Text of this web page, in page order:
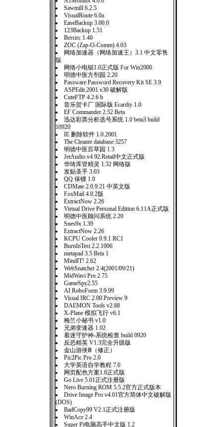
Sawmill 6.2.5
VisualRoute 6.0a
EaseBackup 3.00.0
123Backup 1.51
Bersirc 1.40
ZOC (Zap-O-Comm) 4.03
网络加速器（网络加速王）3.1 中文零售
版
网络小电锯1.0正式版 For Win2000
明德中医方剂园 2.20
Passware Password Recovery Kit SE 3.9
ASPEdit.2001.v30 破解版
CuteFTP 4.2.6 b
音乐贺卡厂 国际版 Ecardiy 1.0
EF Commander 2.52 Beta
迅达彩票分析选号系统 1.0 beta3 build
10920
IE 删除软件 1.0.2001
The Cleaner database 3257
明德中医百草园 1.3
JetAudio.v4.92.Retail中文正式版
华琦库管精灵 1.32 网络版
发贴圣手 3.03
QQ 保镖 1.0
CDMate 2.0.9.21 中英文版
FoxMail 4.0.2版
ExtractNow 2.26
Virtual Drive Personal Edition 6.11A正式版
明德中医顾问系统 2.20
Snes9x 1.39
ExtractNow 2.26
KCPU Cooler 0.9.1 RC1
BurnInTest 2.2.1006
metapad 3.5 Beta 1
MindIT! 2.62
WebSnatcher 2.4(2001/09/21)
MidWavi Pro 2.75
GameSpy2.55
AI RoboForm 3.9.99
Visual IRC 2.00 Preview 9
DAEMON Tools v2.88
X-Plane 模拟飞行 v6.1
梅兰小秘书 v1.0
兄弟变速器 1.02
着迷守护神-系统检查 build 0920
反恐精英 V1.3完全升级版
金山游侠Ⅲ（修正）
Pic2Pic Pro 2.0
大学英语自学教程 7.0
网页配色方案1.0正式版
Go Live 5.01正式注册版
Nero Burning ROM 5.5.2官方正式版本
Drive Image Pro v4.01官方简体中文破解版
(DOS)
BadCopy99 V2.1正式注册版
WinAce 2.4
Super Pi电脑高手中文版 1.2